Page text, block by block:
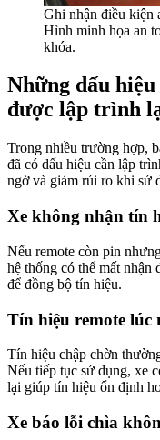
Ghi nhận điều kiện
Hình minh họa an
khóa.
Những dấu
được lập trình
Trong nhiều trường hợp,
đã có dấu hiệu cần lập
ngờ và giảm rủi ro khi sử
Xe không nhận tín
Nếu remote còn pin
hệ thống có thể mất
để đồng bộ tín hiệu.
Tín hiệu remote lúc
Tín hiệu chập chờn
Nếu tiếp tục sử dụng, xe
lại giúp tín hiệu ổn định
Xe báo lỗi chìa